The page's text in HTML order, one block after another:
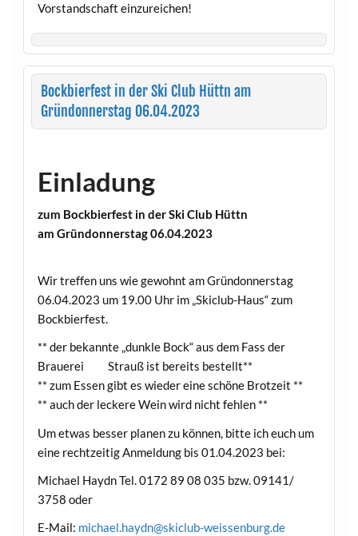
Vorstandschaft einzureichen!
Bockbierfest in der Ski Club Hüttn am
Gründonnerstag 06.04.2023
Einladung
zum Bockbierfest in derSki Club Hüttn
am Gründonnerstag 06.04.2023
Wir treffen uns wie gewohnt am Gründonnerstag
06.04.2023 um 19.00 Uhr im „Skiclub-Haus“ zum
Bockbierfest.
** der bekannte „dunkle Bock“ aus dem Fass der
Brauerei Strauß ist bereits bestellt**
** zum Essen gibt es wieder eine schöne Brotzeit **
** auch der leckere Wein wird nicht fehlen **
Um etwas besser planen zu können, bitte ich euch um
eine rechtzeitig Anmeldung bis 01.04.2023 bei:
Michael Haydn Tel. 0172 89 08 035 bzw. 09141/
3758 oder
E-Mail: michael.haydn@skiclub-weissenburg.de